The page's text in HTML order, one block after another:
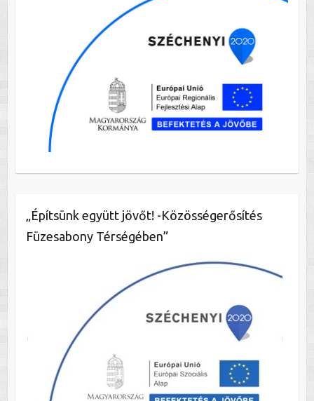
„Építsünk együtt jövőt! -Közösségerősítés
Füzesabony Térségében”